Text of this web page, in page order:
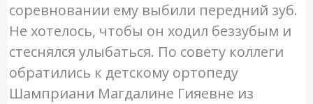
соревновании ему выбили передний зуб.
Не хотелось, чтобы он ходил беззубым и
стеснялся улыбаться. По совету коллеги
обратились к детскому ортопеду
Шамприани Магдалине Гияевне из